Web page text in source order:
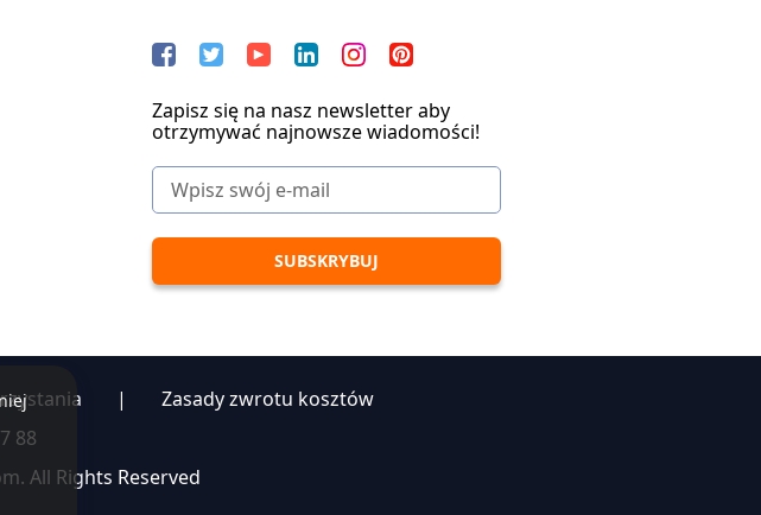
Zapisz się na nasz newsletter aby
otrzymywać najnowsze wiadomości!
|
Zasady zwrotu kosztów
88
All Rights Reserved